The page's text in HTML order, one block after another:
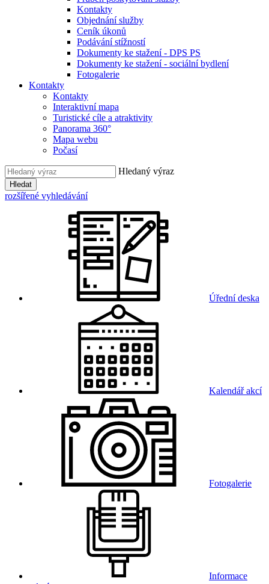
Kontakty
Objednání služby
Ceník úkonů
Podávání stížností
Dokumenty ke stažení - DPS PS
Dokumenty ke stažení - sociální bydlení
Fotogalerie
Kontakty
Kontakty
Interaktivní mapa
Turistické cíle a atraktivity
Panorama 360°
Mapa webu
Počasí
Hledaný výraz
Hledat
rozšířené vyhledávání
Úřední deska
Kalendář akcí
Fotogalerie
Informace